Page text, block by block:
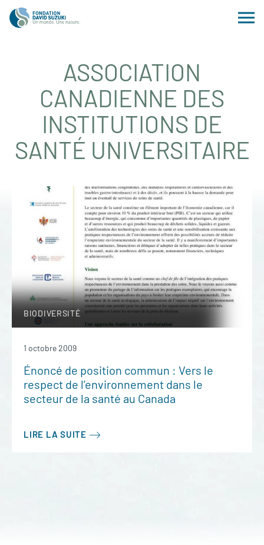
ASSOCIATION
CANADIENNE DES
INSTITUTIONS DE
SANTÉ UNIVERSITAIRE
BIODIVERSITÉ
1 octobre 2009
Énoncé de position commun : Vers le
respect de l’environnement dans le
secteur de la santé au Canada
LIRE LA SUITE